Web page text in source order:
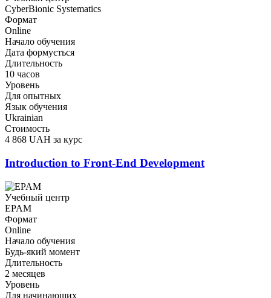
CyberBionic Systematics
Формат
Online
Начало обучения
Дата формується
Длительность
10 часов
Уровень
Для опытных
Язык обучения
Ukrainian
Стоимость
4 868 UAH за курс
Introduction to Front-End Development
Учебный центр
EPAM
Формат
Online
Начало обучения
Будь-який момент
Длительность
2 месяцев
Уровень
Для начинающих